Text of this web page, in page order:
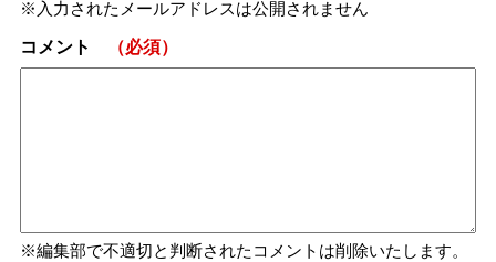
入力されたメールアドレスは公開されません
コメント （必須）
編集部で不適切と判断されたコメントは削除いたします。